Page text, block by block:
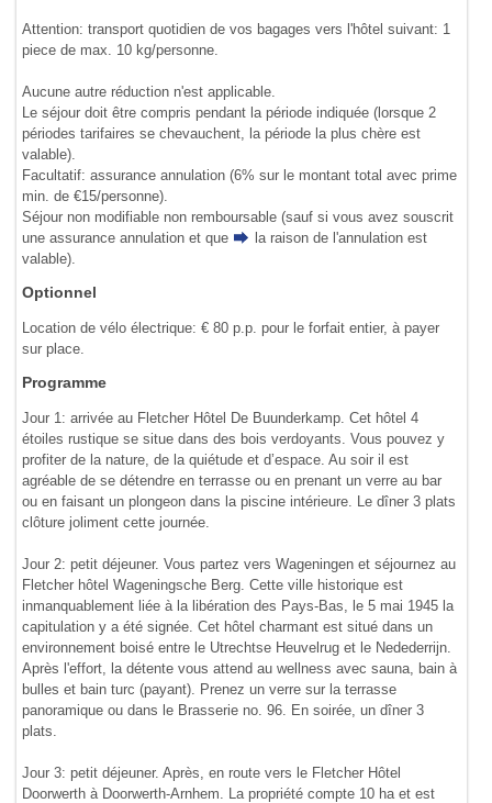
Attention: transport quotidien de vos bagages vers l'hôtel suivant: 1
piece de max. 10 kg/personne.
Aucune autre réduction n'est applicable.
Le séjour doit être compris pendant la période indiquée (lorsque 2
périodes tarifaires se chevauchent, la période la plus chère est
valable).
Facultatif: assurance annulation (6% sur le montant total avec prime
min. de €15/personne).
Séjour non modifiable non remboursable (sauf si vous avez souscrit
une assurance annulation et que
la raison de l'annulation est
valable).
Optionnel
Location de vélo électrique: € 80 p.p. pour le forfait entier, à payer
sur place.
Programme
Jour 1: arrivée au Fletcher Hôtel De Buunderkamp. Cet hôtel 4
étoiles rustique se situe dans des bois verdoyants. Vous pouvez y
profiter de la nature, de la quiétude et d’espace. Au soir il est
agréable de se détendre en terrasse ou en prenant un verre au bar
ou en faisant un plongeon dans la piscine intérieure. Le dîner 3 plats
clôture joliment cette journée.
Jour 2: petit déjeuner. Vous partez vers Wageningen et séjournez au
Fletcher hôtel Wageningsche Berg. Cette ville historique est
inmanquablement liée à la libération des Pays-Bas, le 5 mai 1945 la
capitulation y a été signée. Cet hôtel charmant est situé dans un
environnement boisé entre le Utrechtse Heuvelrug et le Nedederrijn.
Après l'effort, la détente vous attend au wellness avec sauna, bain à
bulles et bain turc (payant). Prenez un verre sur la terrasse
panoramique ou dans le Brasserie no. 96. En soirée, un dîner 3
plats.
Jour 3: petit déjeuner. Après, en route vers le Fletcher Hôtel
Doorwerth à Doorwerth-Arnhem. La propriété compte 10 ha et est